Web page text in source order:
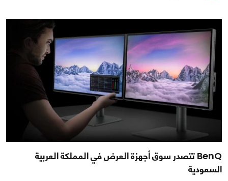
BenQ تتصدر سوق أجهزة العرض في المملكة العربية
السعودية